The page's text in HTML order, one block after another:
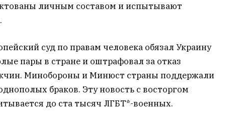
личным составом и испытывают
суд по правам человека обязал Украину
пары в стране и оштрафовал за отказ
Минобороны и Минюст страны поддержали
браков. Эту новость с восторгом
до ста тысяч ЛГБТ*-военных.